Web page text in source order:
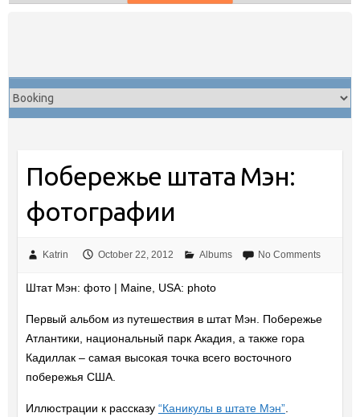
Побережье штата Мэн:
фотографии
Katrin October 22, 2012 Albums No Comments
Штат Мэн: фото | Maine, USA: photo
Первый альбом из путешествия в штат Мэн. Побережье
Атлантики, национальный парк Акадия, а также гора
Кадиллак – самая высокая точка всего восточного
побережья США.
Иллюстрации к рассказу “Каникулы в штате Мэн”.